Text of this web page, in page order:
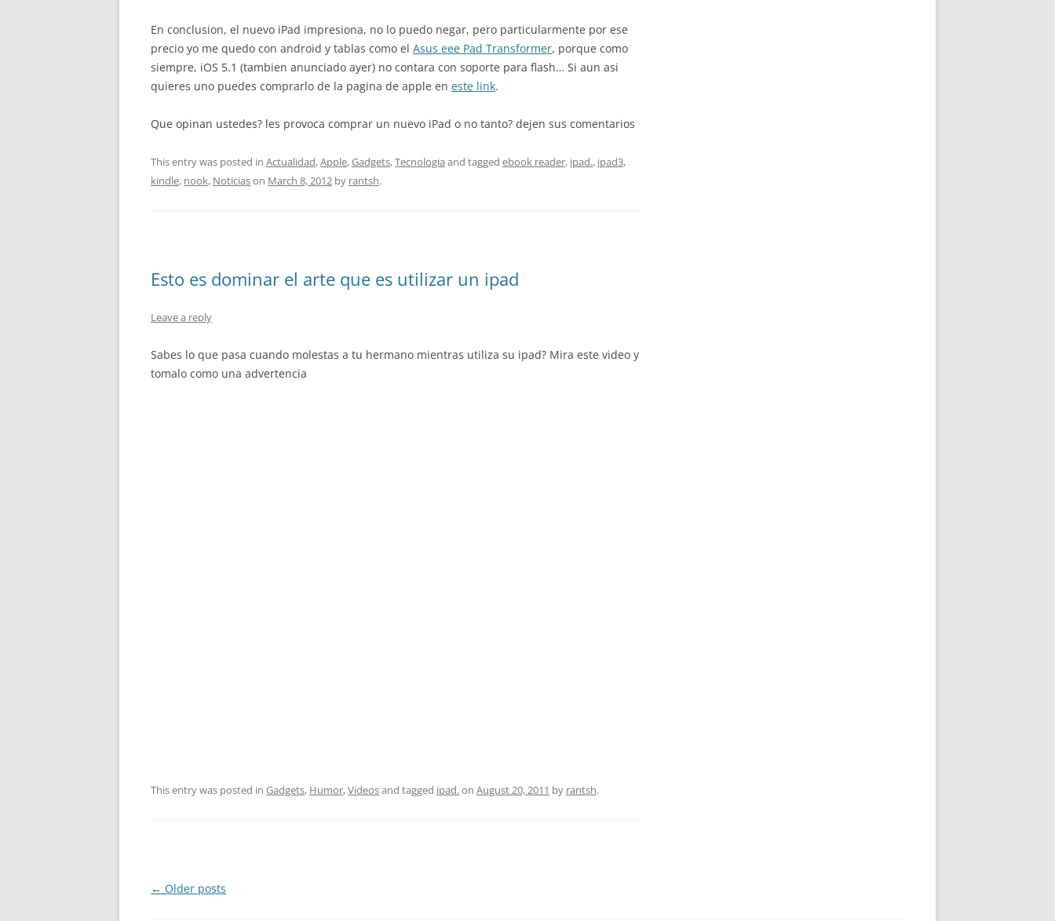
En conclusion, el nuevo iPad impresiona, no lo puedo negar, pero particularmente por ese
precio yo me quedo con android y tablas como el Asus eee Pad Transformer, porque como
siempre, iOS 5.1 (tambien anunciado ayer) no contara con soporte para flash… Si aun asi
quieres uno puedes comprarlo de la pagina de apple en este link.
Que opinan ustedes? les provoca comprar un nuevo iPad o no tanto? dejen sus comentarios
This entry was posted in Actualidad,Apple,Gadgets,Tecnologia and tagged ebook reader, ipad., ipad3,
kindle, nook, Noticiason March 8, 2012 by rantsh.
Esto es dominar el arte que es utilizar un ipad
Leave a reply
Sabes lo que pasa cuando molestas a tu hermano mientras utiliza su ipad? Mira este video y
tomalo como una advertencia
This entry was posted in Gadgets, Humor,Videosand tagged ipad.on August 20, 2011 by rantsh.
Post
← Older posts